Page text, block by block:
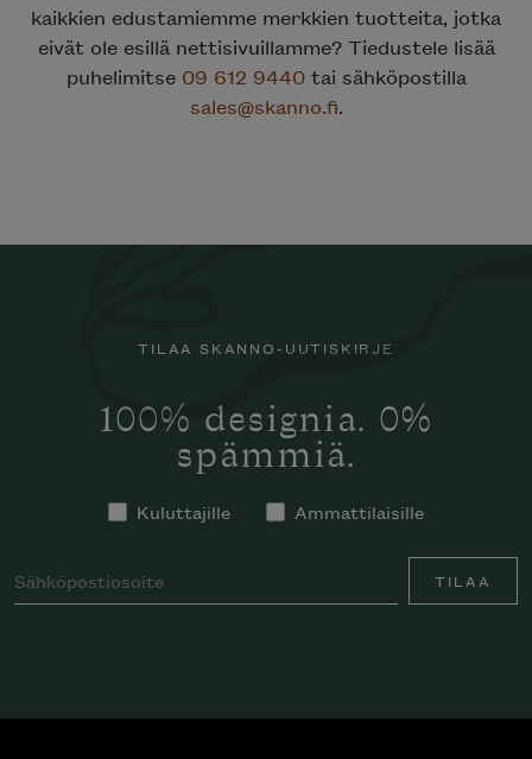
kaikkien edustamiemme merkkien tuotteita, jotka
eivät ole esillä nettisivuillamme? Tiedustele lisää
puhelimitse 09 612 9440tai sähköpostilla
sales@skanno.fi.
TILAA SKANNO-UUTISKIRJE
100% designia. 0%
spämmiä.
Kuluttajille Ammattilaisille
TILAA